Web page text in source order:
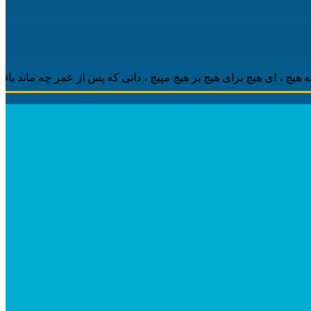
‌ای هیچ برای هیچ بر هیچ مپیچ ، دانی که پس از عمر چه ماند باقی ،